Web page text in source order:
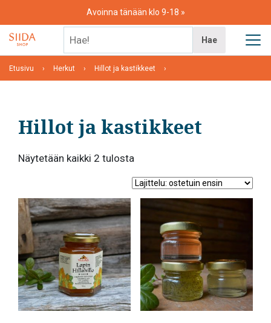
content
Avoinna tänään klo 9-18
Hae
Etusivu Herkut Hillot ja kastikkeet
Hillot ja kastikkeet
Näytetään kaikki 2 tulosta
ensin